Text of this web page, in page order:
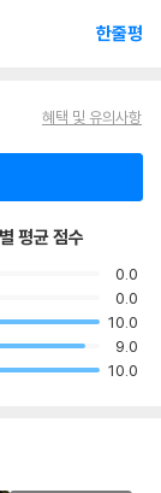
한줄평
혜택 및 유의사항
평균 점수
0.0
0.0
10.0
9.0
10.0